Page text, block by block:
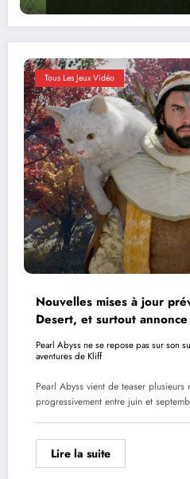
Tous Les Jeux Vidéo
Nouvelles mises à jour
Desert, et surtout annonce
Pearl Abyss ne se repose pas sur son
aventures de Kliff
Pearl Abyss vient de teaser
progressivement entre juin et
Lire la suite